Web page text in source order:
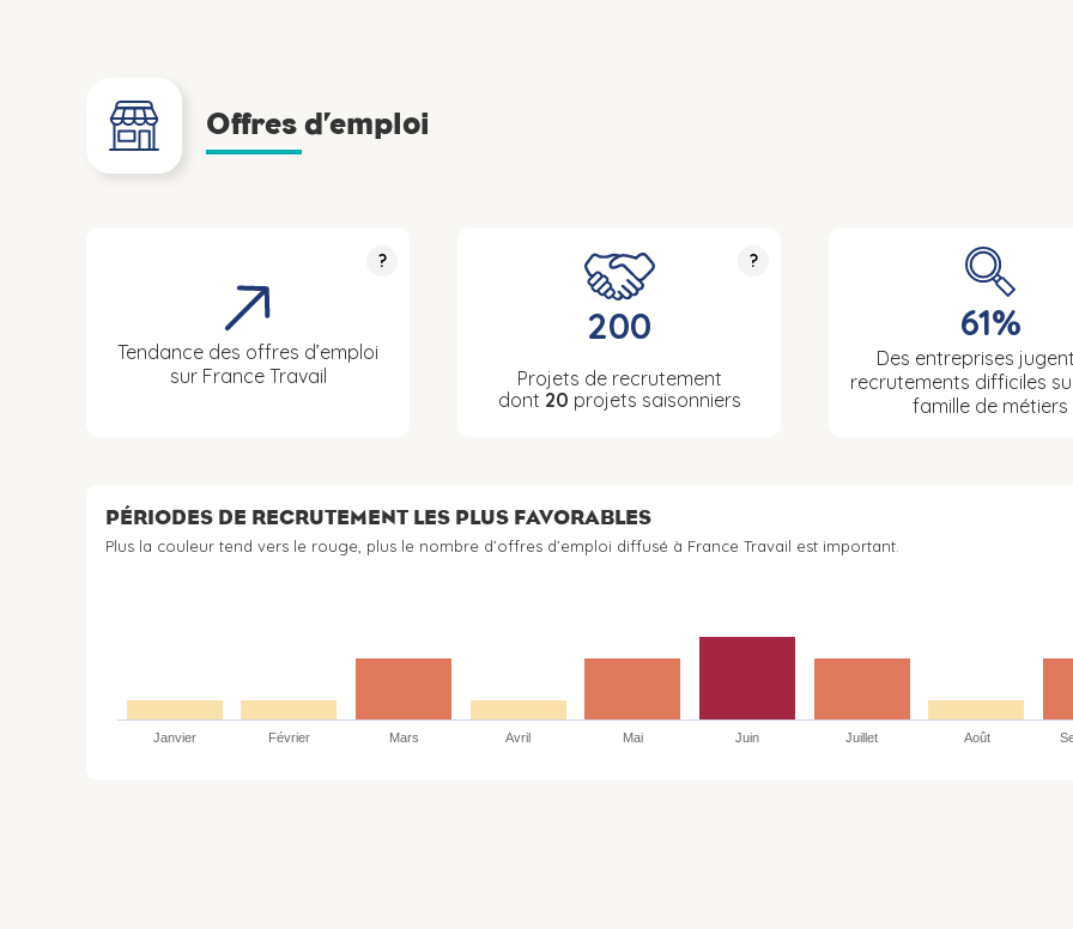
Offres d’emploi
?
Tendance des offres d’emploi
sur France Travail
?
200
Projets de recrutement
dont 20 projets saisonniers
61%
Des entreprises
recrutements difficiles
famille de métiers
PÉRIODES DE RECRUTEMENT LES PLUS FAVORABLES
Plus la couleur tend vers le rouge, plus le nombre d’offres d’emploi diffusé à France Travail est important.
Janvier Février Mars Avril Mai Juin Juillet Août